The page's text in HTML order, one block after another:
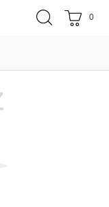
0